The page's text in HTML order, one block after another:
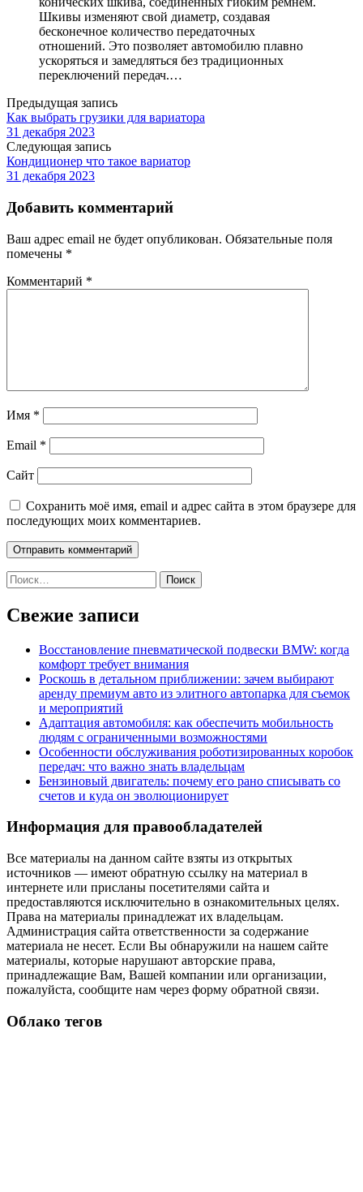
Шкивы изменяют свой диаметр, создавая
бесконечное количество передаточных
отношений. Это позволяет автомобилю плавно
ускоряться и замедляться без традиционных
переключений передач.…
Предыдущая запись
Как выбрать грузики для вариатора
31 декабря 2023
Следующая запись
Кондиционер что такое вариатор
31 декабря 2023
Добавить комментарий
Ваш адрес email не будет опубликован. Обязательные поля
помечены *
Комментарий *
Имя *
Email *
Сайт
Сохранить моё имя, email и адрес сайта в этом браузере для
последующих моих комментариев.
Найти:
Свежие записи
Восстановление пневматической подвески BMW: когда
комфорт требует внимания
Роскошь в детальном приближении: зачем выбирают
аренду премиум авто из элитного автопарка для съемок
и мероприятий
Адаптация автомобиля: как обеспечить мобильность
людям с ограниченными возможностями
Особенности обслуживания роботизированных коробок
передач: что важно знать владельцам
Бензиновый двигатель: почему его рано списывать со
счетов и куда он эволюционирует
Информация для правообладателей
Все материалы на данном сайте взяты из открытых
источников — имеют обратную ссылку на материал в
интернете или присланы посетителями сайта и
предоставляются исключительно в ознакомительных целях.
Права на материалы принадлежат их владельцам.
Администрация сайта ответственности за содержание
материала не несет. Если Вы обнаружили на нашем сайте
материалы, которые нарушают авторские права,
принадлежащие Вам, Вашей компании или организации,
пожалуйста, сообщите нам через форму обратной связи.
Облако тегов